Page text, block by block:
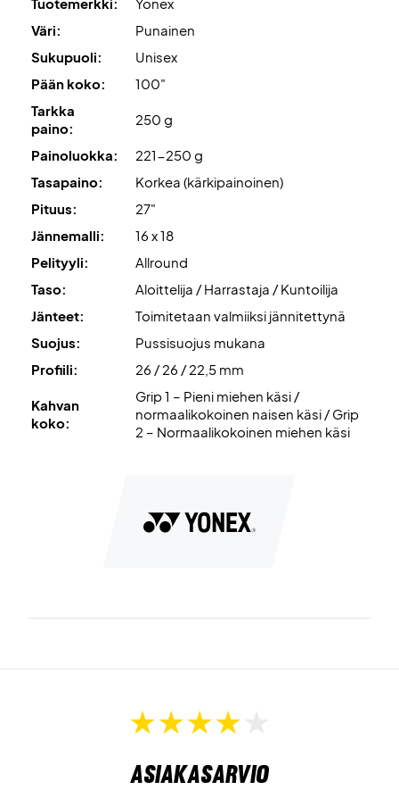
läpiviennit, jotka sijaitsevat rungon ylä- ja alaosassa. Nämä
edistävät "snapback"-efektiä.
Valtaa kenttä – tilaa tämä tennismaila jo tänään!
Huom : Toimitetaan tehdasjännityksellä – suosittelemme
kuitenkin ammattimaista jännityspalvelua.
Asiantuntijan vinkki:Tähän mailaan suosittelemme Wilson
Revolve -jännitystä ja 24 kg panoa .
Lisäksi toimitetaan suojapussin kanssa!
Väri:
Punainen
Sukupuoli:
Unisex
Pään koko:
100"
Tarkka
paino:
250 g
Painoluokka:
221-250 g
Tasapaino:
Korkea (kärkipainoinen)
Pituus:
27"
Jännemalli:
16 x 18
Pelityyli:
Allround
Taso:
Aloittelija / Harrastaja / Kuntoilija
Jänteet:
Toimitetaan valmiiksi jännitettynä
Suojus:
Pussisuojus mukana
Profiili:
26 / 26 / 22,5 mm
Kahvan
koko:
Grip 1 – Pieni miehen käsi /
normaalikokoinen naisen käsi / Grip
2 – Normaalikokoinen miehen käsi
Asiakasarvio